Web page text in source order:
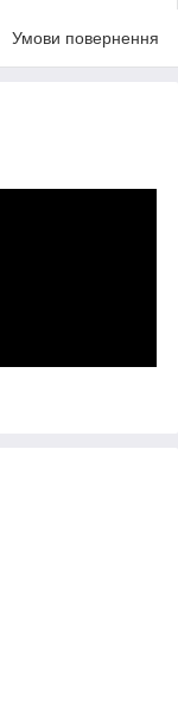
Умови повернення